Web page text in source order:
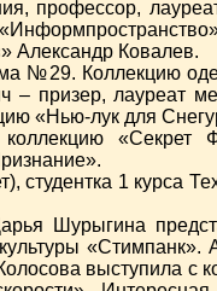
профессор,
Александр Ковалев.
№29. Коллекцию
– призер, лауреат
«Нью-лук для
1 курса
Шурыгина
«Стимпанк».
выступила с